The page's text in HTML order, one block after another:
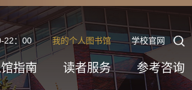
22：00 我的个人图书馆 学校官网
指南 读者服务 参考咨询